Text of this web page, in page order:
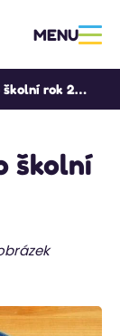
MENU
Přehled pomůcek pro školní rok 2026/2027
školní